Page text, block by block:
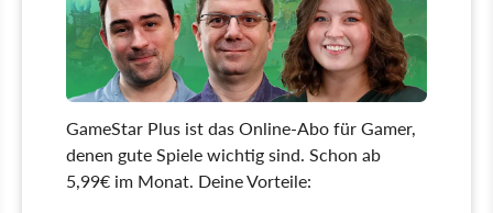
GameStar Plus ist das Online-Abo für Gamer,
denen gute Spiele wichtig sind. Schon ab
5,99€ im Monat. Deine Vorteile: